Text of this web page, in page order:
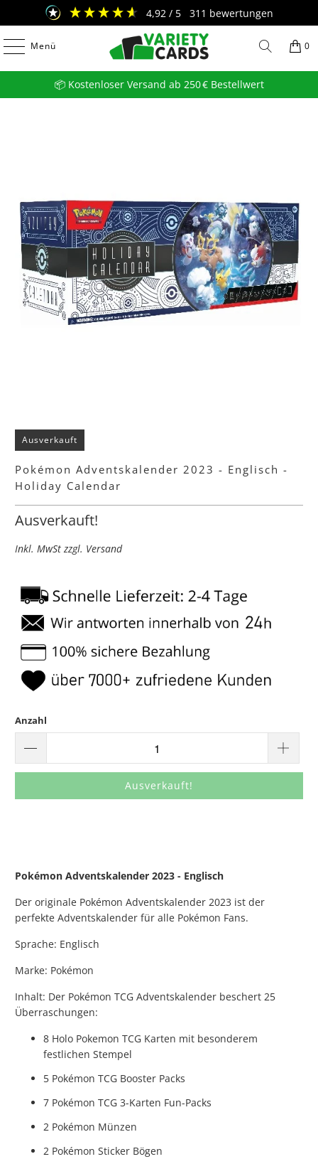
Menü 0
4,92 / 5 311 bewertungen
📦 Kostenloser Versand ab 250 € Bestellwert
Ausverkauft
Pokémon Adventskalender 2023 - Englisch -
Holiday Calendar
Ausverkauft!
Inkl. MwSt zzgl. Versand
Anzahl
Ausverkauft!
PokémonAdventskalender 2023 - Englisch
Der originale Pokémon Adventskalender 2023 ist der
perfekte Adventskalender für alle Pokémon Fans.
Sprache: Englisch
Marke: Pokémon
Inhalt: Der Pokémon TCG Adventskalender beschert 25
Überraschungen:
8 Holo Pokemon TCG Karten mit besonderem
festlichen Stempel
5 PokémonTCG Booster Packs
7 PokémonTCG 3-Karten Fun-Packs
2 Pokémon Münzen
2 PokémonSticker Bögen